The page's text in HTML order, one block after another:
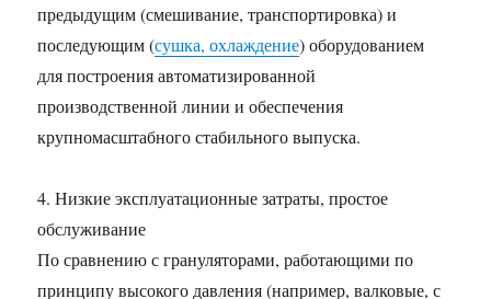
предыдущим (смешивание, транспортировка) и
последующим (сушка, охлаждение) оборудованием
для построения автоматизированной
производственной линии и обеспечения
крупномасштабного стабильного выпуска.
4. Низкие эксплуатационные затраты, простое
обслуживание
По сравнению с грануляторами, работающими по
принципу высокого давления (например, валковые, с